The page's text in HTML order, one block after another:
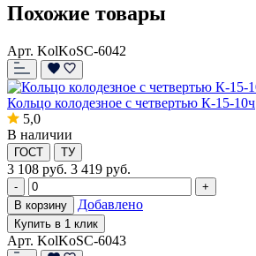
Похожие товары
Арт. KolKoSC-6042
Кольцо колодезное с четвертью К-15-10ч
5,0
В наличии
ГОСТ ТУ
3 108 руб. 3 419 руб.
-
+
В корзину
Добавлено
Купить в 1 клик
Арт. KolKoSC-6043